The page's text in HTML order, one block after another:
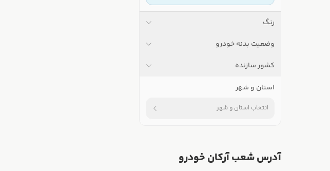
رنگ
وضعیت بدنه خودرو
کشور سازنده
استان و شهر
انتخاب استان و شهر
آدرس شعب آرکان خودرو